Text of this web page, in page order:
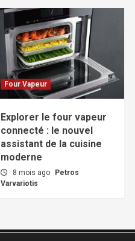
Four Vapeur
Explorer le four vapeur
connecté : le nouvel
assistant de la cuisine
moderne
8 mois ago
Petros
Varvariotis